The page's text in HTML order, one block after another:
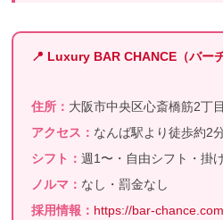
📍 Luxury BAR CHANCE（バー
住所： 大阪市中央区心斎橋筋2丁
アクセス： なんば駅より徒歩約2
シフト：週1〜・自由シフト・掛
ノルマ： なし・罰金なし
採用情報： https://bar-